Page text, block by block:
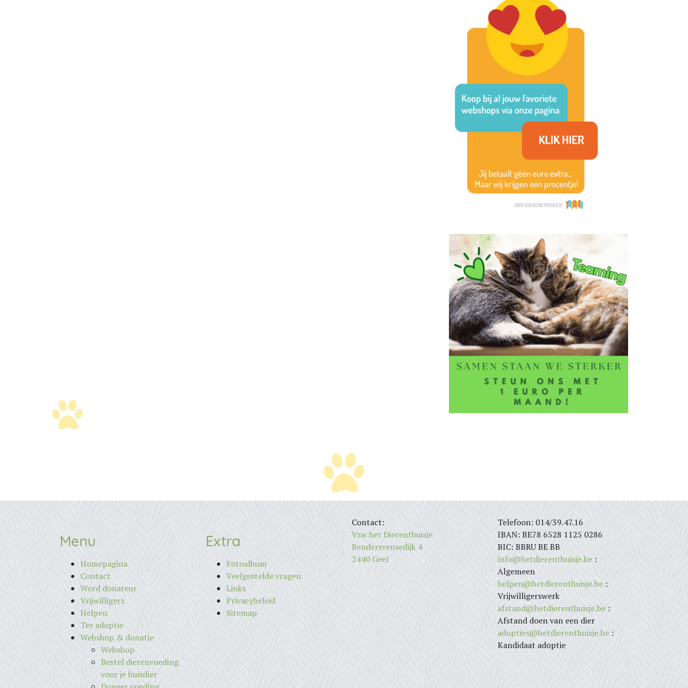
Menu
Homepagina
Contact
Word donateur
Vrijwilligers
Helpen
Ter adoptie
Webshop & donatie
Webshop
Bestel dierenvoeding
voor je huisdier
Extra
Fotoalbum
Veelgestelde vragen
Links
Privacybeleid
Sitemap
Contact:
Vzw het Dierenthuisje
Rendersvensedijk 4
2440 Geel
Telefoon: 014/39.47.16
IBAN: BE78 6528 1125 0286
BIC: BBRU BE BB
info@hetdierenthuisje.be :
Algemeen
helpen@hetdierenthuisje.be :
Vrijwilligerswerk
afstand@hetdierenthuisje.be :
Afstand doen van een dier
adopties@hetdierenthuisje.be :
Kandidaat adoptie